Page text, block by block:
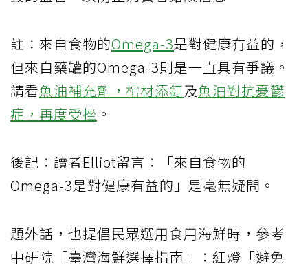
註：來自食物的Omega-3是對健康有益的，
但來自藥罐的Omega-3則是一直具有爭議。
請看魚油補充劑，棺材添釘及魚油對抗憂鬱
症，再度受挫 。
後記：讀者Elliot留言：「來自食物的
Omega-3是對健康有益的」是毫無疑問。
題外話，也提倡民眾選用食用海鮮時，參考
中研院「臺灣海鮮選擇指南」：紅燈「避免